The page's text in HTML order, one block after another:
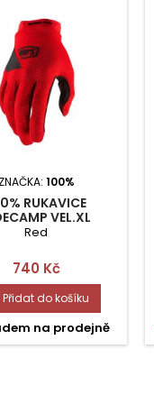
ZNAČKA: 100%
RUKAVICE
VEL.XL
Red
Cena
740 Kč
Přidat do košíku
na prodejně